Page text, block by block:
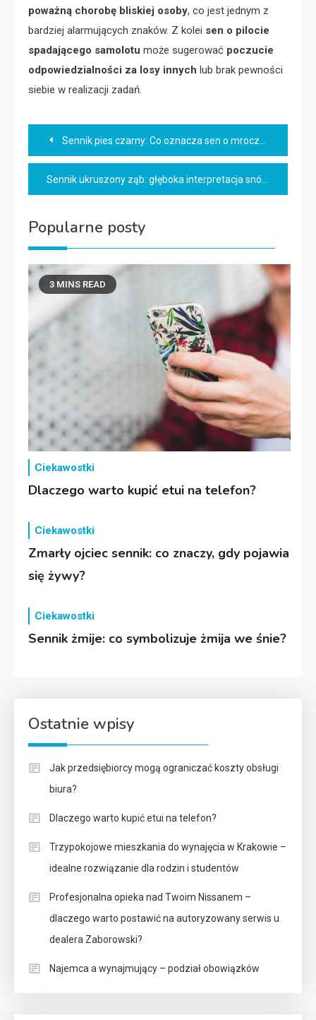
poważną chorobę bliskiej osoby, co jest jednym z
bardziej alarmujących znaków. Z kolei sen o pilocie
spadającego samolotu może sugerować poczucie
odpowiedzialności za losy innych lub brak pewności
siebie w realizacji zadań.
Nawigacja
wpisu
Sennik pies czarny: Co oznacza sen o mrocznym czworonogu?
Sennik ukruszony ząb: głęboka interpretacja snów o twoich zębach
Popularne posty
3 MINS READ
Ciekawostki
Dlaczego warto kupić etui na telefon?
Ciekawostki
Zmarły ojciec sennik: co znaczy, gdy pojawia
się żywy?
Ciekawostki
Sennik żmije: co symbolizuje żmija we śnie?
Ostatnie wpisy
Jak przedsiębiorcy mogą ograniczać koszty obsługi
biura?
Dlaczego warto kupić etui na telefon?
Trzypokojowe mieszkania do wynajęcia w Krakowie –
idealne rozwiązanie dla rodzin i studentów
Profesjonalna opieka nad Twoim Nissanem –
dlaczego warto postawić na autoryzowany serwis u
dealera Zaborowski?
Najemca a wynajmujący – podział obowiązków